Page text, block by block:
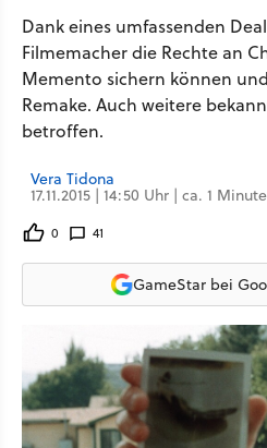
Dank eines umfassenden
Filmemacher die Rechte an
Memento sichern können
Remake. Auch weitere
betroffen.
Vera Tidona
17.11.2015 | 14:50 Uhr | ca. 1
0 41
GameStar bei